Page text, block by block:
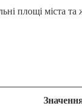
площі міста та